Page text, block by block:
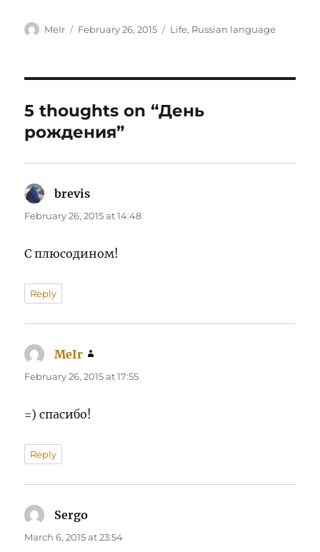
Author
MeIr
Posted
February 26, 2015 Categories
Life, Russian language
5 thoughts on “День
рождения”
brevis
February 26, 2015 at 14:48
С плюсодином!
Reply
MeIr
February 26, 2015 at 17:55
=) спасибо!
Reply
Sergo
March 6, 2015 at 23:54